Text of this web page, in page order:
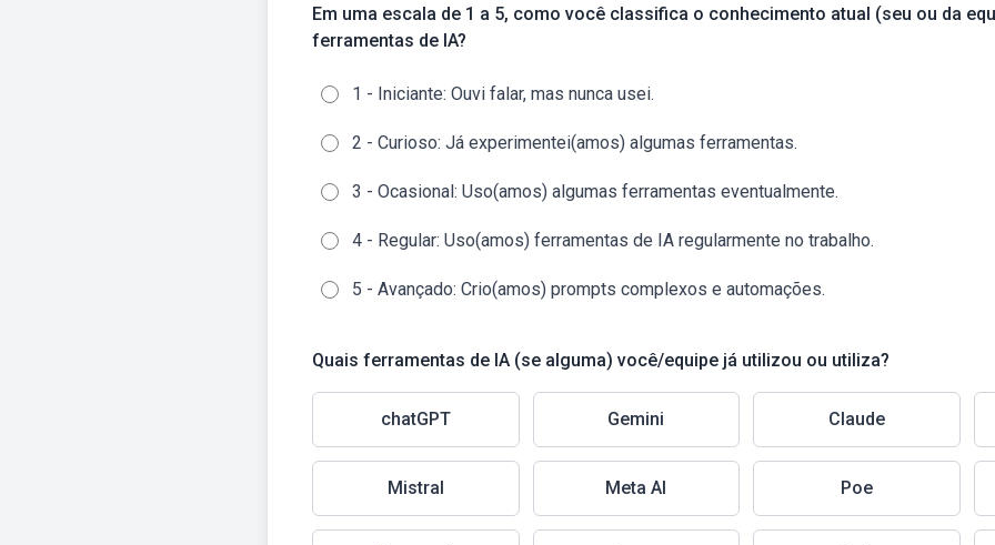
Em uma escala de 1 a 5, como você classifica o conhecimento atual (seu ou da equipe) sobre
ferramentas de IA?
1 - Iniciante: Ouvi falar, mas nunca usei.
2 - Curioso: Já experimentei(amos) algumas ferramentas.
3 - Ocasional: Uso(amos) algumas ferramentas eventualmente.
4 - Regular: Uso(amos) ferramentas de IA regularmente no trabalho.
5 - Avançado: Crio(amos) prompts complexos e automações.
Quais ferramentas de IA (se alguma) você/equipe já utilizou ou utiliza?
chatGPT Gemini Claude
Mistral Meta AI Poe